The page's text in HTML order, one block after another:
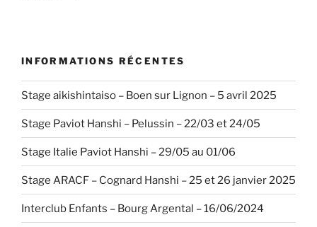
INFORMATIONS RÉCENTES
Stage aikishintaiso – Boen sur Lignon – 5 avril 2025
Stage Paviot Hanshi – Pelussin – 22/03 et 24/05
Stage Italie Paviot Hanshi – 29/05 au 01/06
Stage ARACF – Cognard Hanshi – 25 et 26 janvier 2025
Interclub Enfants – Bourg Argental – 16/06/2024